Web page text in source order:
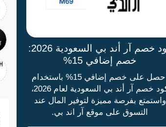
كود خصم آر أند بي السعودية 2026:
خصم إضافي 15%
احصل على خصم إضافي 15% باستخدام
كود خصم آر أند بي السعودية لعام 2026،
واستمتع بفرصة مميزة لتوفير المال عند
التسوق على موقع آر اند بي.